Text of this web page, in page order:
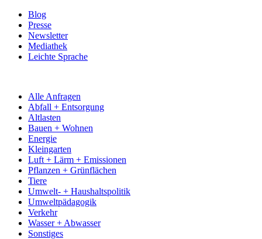
Blog
Presse
Newsletter
Mediathek
Leichte Sprache
Alle Anfragen
Abfall + Entsorgung
Altlasten
Bauen + Wohnen
Energie
Kleingarten
Luft + Lärm + Emissionen
Pflanzen + Grünflächen
Tiere
Umwelt- + Haushaltspolitik
Umweltpädagogik
Verkehr
Wasser + Abwasser
Sonstiges